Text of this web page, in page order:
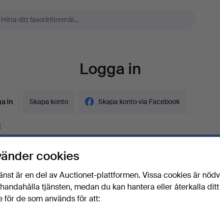
Logga in
in Skapa konto Skapa konto via Facebook
Visa lösenord i
cookies
är en del av Auctionet-plattformen. Vissa cookies är
tjänsten, medan du kan hantera eller återkalla ditt
för de som används för att: